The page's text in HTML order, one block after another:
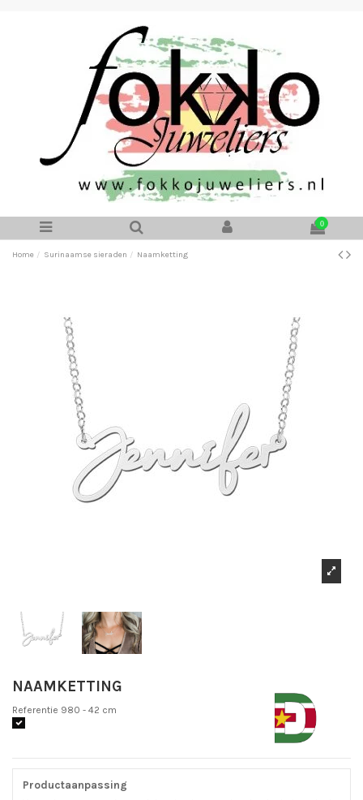
0
Home Surinaamse sieraden Naamketting
NAAMKETTING
Referentie 980 - 42 cm
Productaanpassing